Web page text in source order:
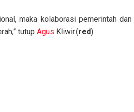
maka kolaborasi pemerintah
tutup Agus Kliwir.(red)